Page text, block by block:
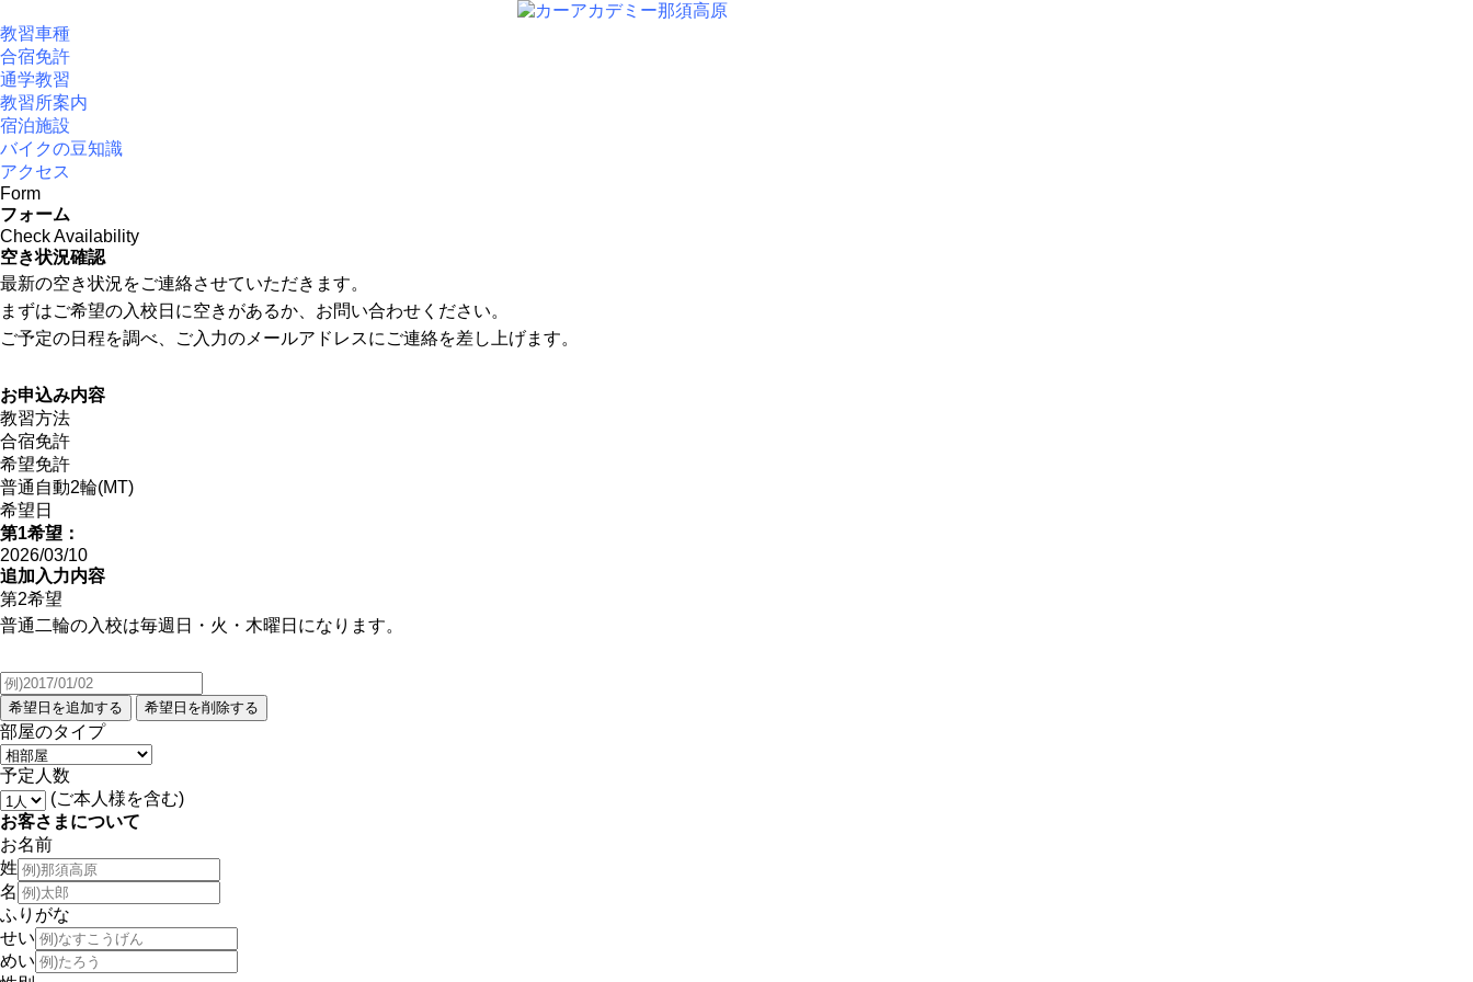
教習車種
合宿免許
通学教習
教習所案内
宿泊施設
バイクの豆知識
アクセス
Form
フォーム
Check Availability
空き状況確認
最新の空き状況をご連絡させていただきます。
まずはご希望の入校日に空きがあるか、お問い合わせください。
ご予定の日程を調べ、ご入力のメールアドレスにご連絡を差し上げます。
お申込み内容
教習方法
合宿免許
希望免許
普通自動2輪(MT)
希望日
第1希望：
2026/03/10
追加入力内容
第2希望
普通二輪の入校は毎週日・火・木曜日になります。
部屋のタイプ
予定人数
(ご本人様を含む)
お客さまについて
お名前
姓
名
ふりがな
せい
めい